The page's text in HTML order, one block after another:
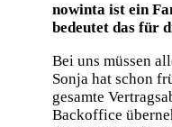
nowinta ist ein
bedeutet das für
Bei uns müssen
Sonja hat schon
gesamte
Backoffice